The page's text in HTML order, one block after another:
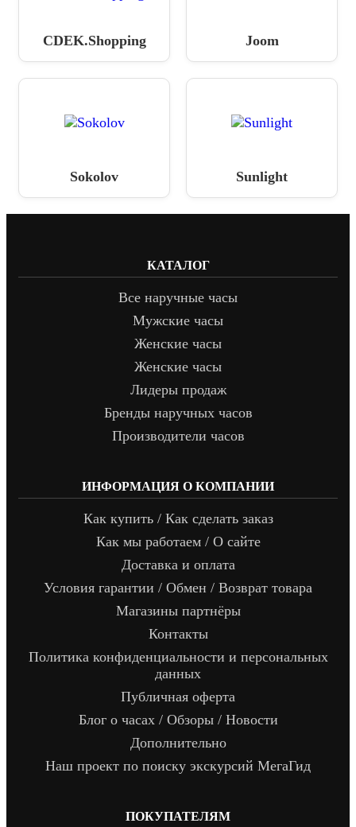
CDEK.Shopping Joom
Sokolov Sunlight
КАТАЛОГ
Все наручные часы
Мужские часы
Женские часы
Женские часы
Лидеры продаж
Бренды наручных часов
Производители часов
ИНФОРМАЦИЯ О КОМПАНИИ
Как купить / Как сделать заказ
Как мы работаем / О сайте
Доставка и оплата
Условия гарантии / Обмен / Возврат товара
Магазины партнёры
Контакты
Политика конфиденциальности и персональных
данных
Публичная оферта
Блог о часах / Обзоры / Новости
Дополнительно
Наш проект по поиску экскурсий МегаГид
ПОКУПАТЕЛЯМ